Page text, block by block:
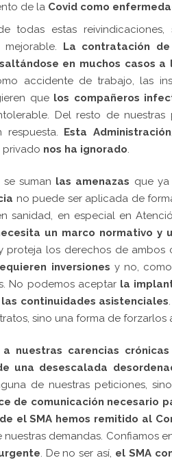
de la Covid como
todas estas
mejorable. La contratación
saltándose en muchos casos
accidente de trabajo, las
que los compañeros
Del resto de
respuesta. Esta Administración
privado nos ha ignorado
suman las amenazas que
no puede ser aplicada de
sanidad, en especial en
un marco normativo y
proteja los derechos de ambos
inversiones y no,
No podemos aceptar la
continuidades asistenciales
sino una forma de forzarlos
a nuestras carencias crónicas
una desescalada
de nuestras peticiones,
de comunicación necesario
el SMA hemos remitido al
nuestras demandas. Confiamos
. De no ser así, el SMA